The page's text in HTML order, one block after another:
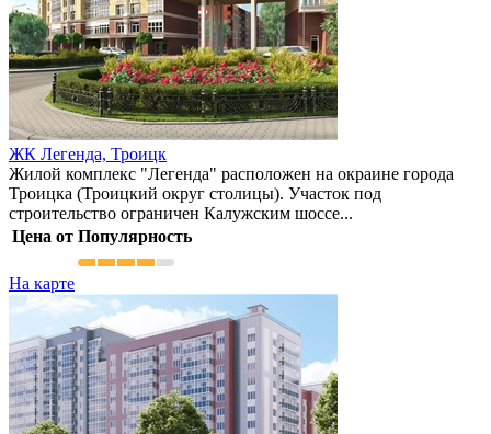
ЖК Легенда, Троицк
Жилой комплекс "Легенда" расположен на окраине города
Троицка (Троицкий округ столицы). Участок под
строительство ограничен Калужским шоссе...
Цена от Популярность
На карте